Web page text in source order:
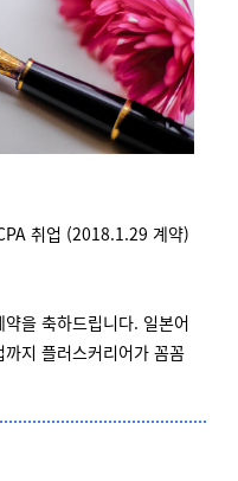
취업 (2018.1.29 계약)
을 축하드립니다. 일본어
지 플러스커리어가 꼼꼼